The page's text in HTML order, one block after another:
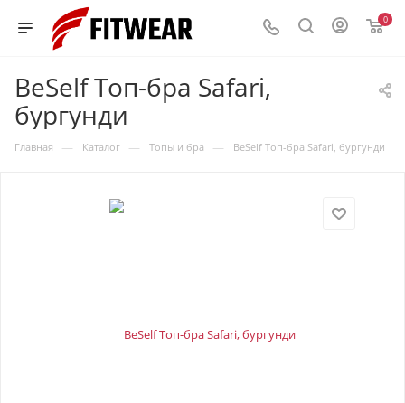
0
BeSelf Топ-бра Safari,
бургунди
Главная — Каталог — Топы и бра — BeSelf Топ-бра Safari, бургунди